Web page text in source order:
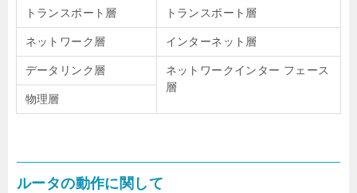
トランスポート層 トランスポート層
ネットワーク層 インターネット層
データリンク層
ネットワークインター フェース
層
物理層
ルータの動作に関して